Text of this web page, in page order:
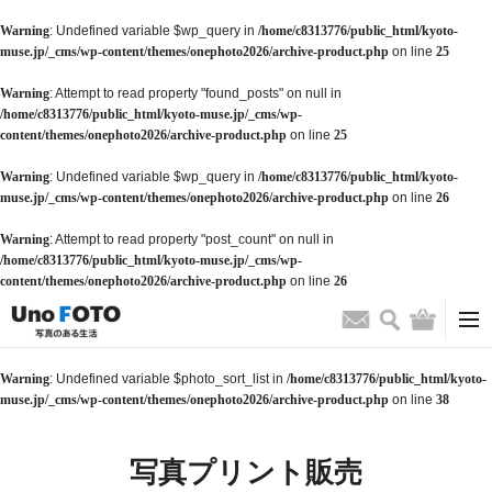
Warning: Undefined variable $wp_query in /home/c8313776/public_html/kyoto-
muse.jp/_cms/wp-content/themes/onephoto2026/archive-product.php on line 25
Warning: Attempt to read property "found_posts" on null in
/home/c8313776/public_html/kyoto-muse.jp/_cms/wp-
content/themes/onephoto2026/archive-product.php on line 25
Warning: Undefined variable $wp_query in /home/c8313776/public_html/kyoto-
muse.jp/_cms/wp-content/themes/onephoto2026/archive-product.php on line 26
Warning: Attempt to read property "post_count" on null in
/home/c8313776/public_html/kyoto-muse.jp/_cms/wp-
content/themes/onephoto2026/archive-product.php on line 26
お問い合わせ
検索 バッグ
Warning: Undefined variable $photo_sort_list in /home/c8313776/public_html/kyoto-
muse.jp/_cms/wp-content/themes/onephoto2026/archive-product.php on line 38
写真プリント販売